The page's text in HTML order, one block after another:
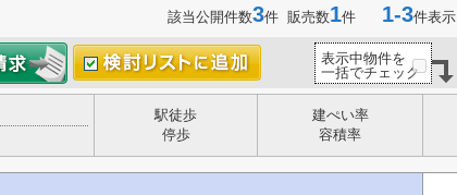
該当公開件数3件 販売数1件 1-3件表示
表示中物件を
一括でチェック
駅徒歩
停歩
建ぺい率
容積率